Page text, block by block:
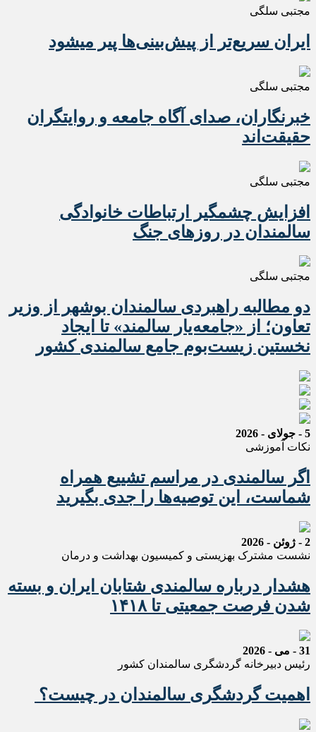
مجتبی سلگی
ایران سریع‌تر از پیش‌بینی‌ها پیر میشود
مجتبی سلگی
خبرنگاران، صدای آگاه جامعه و روایتگران
حقیقت‌اند
مجتبی سلگی
افزایش چشمگیر ارتباطات خانوادگی
سالمندان در روزهای جنگ
مجتبی سلگی
دو مطالبه راهبردی سالمندان بوشهر از وزیر
تعاون؛ از «جامعه‌یار سالمند» تا ایجاد
نخستین زیست‌بوم جامع سالمندی کشور
5 - جولای - 2026
نکات آموزشی
اگر سالمندی در مراسم تشییع همراه
شماست، این توصیه‌ها را جدی بگیرید
2 - ژوئن - 2026
نشست مشترک بهزیستی و کمیسیون بهداشت و درمان
هشدار درباره سالمندی شتابان ایران و بسته
شدن فرصت جمعیتی تا ۱۴۱۸
31 - می - 2026
رئیس دبیرخانه گردشگری سالمندان کشور
اهمیت گردشگری سالمندان در چیست؟